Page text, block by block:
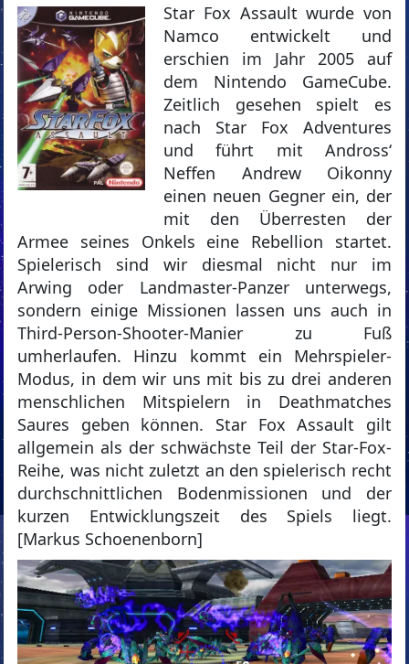
Star Fox Assault wurde von
Namco entwickelt und
erschien im Jahr 2005 auf
dem Nintendo GameCube.
Zeitlich gesehen spielt es
nach Star Fox Adventures
und führt mit Andross‘
Neffen Andrew Oikonny
einen neuen Gegner ein, der
mit den Überresten der
Armee seines Onkels eine Rebellion startet.
Spielerisch sind wir diesmal nicht nur im
Arwing oder Landmaster-Panzer unterwegs,
sondern einige Missionen lassen uns auch in
Third-Person-Shooter-Manier zu Fuß
umherlaufen. Hinzu kommt ein Mehrspieler-
Modus, in dem wir uns mit bis zu drei anderen
menschlichen Mitspielern in Deathmatches
Saures geben können. Star Fox Assault gilt
allgemein als der schwächste Teil der Star-Fox-
Reihe, was nicht zuletzt an den spielerisch recht
durchschnittlichen Bodenmissionen und der
kurzen Entwicklungszeit des Spiels liegt.
[Markus Schoenenborn]